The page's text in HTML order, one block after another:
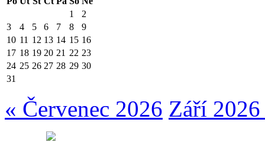
1
2
3
4 5 6 7 8
9
10 11 12 13 14 15 16
17 18 19 20 21 22 23
24 25 26 27 28 29 30
31
« Červenec 2026 Září